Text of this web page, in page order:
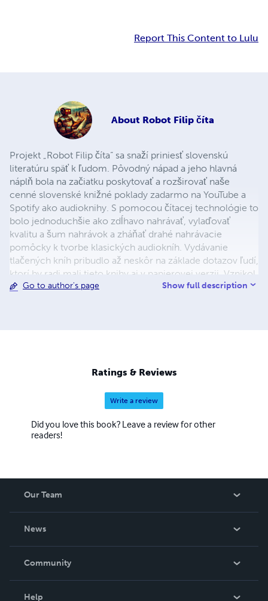
Report This Content to Lulu
About Robot Filip číta
Projekt „Robot Filip číta“ sa snaží priniesť slovenskú
literatúru späť k ľudom. Pôvodný nápad a jeho hlavná
náplň bola na začiatku poskytovať a rozširovať naše
cenné slovenské knižné poklady zadarmo na YouTube a
Spotify ako audioknihy. S pomocou čítacej technológie to
bolo jednoduchšie ako zdĺhavo nahrávať, vylaďovať
kvalitu a šum nahrávok a zháňať drahé nahrávacie
pomôcky k tvorbe klasických audiokníh. Vydávanie
tlačených kníh pribudlo až neskôr na základe dotazov ľudí,
ktorí by radi mali tieto knihy aj v papierovej verzii. Vznikol
z dopytu po knihách, ktoré už často kolujú len v
Go to author's page Show full description
Ratings & Reviews
Write a review
Did you love this book? Leave a review for other
readers!
Our Team
News
In The News
Community
Help